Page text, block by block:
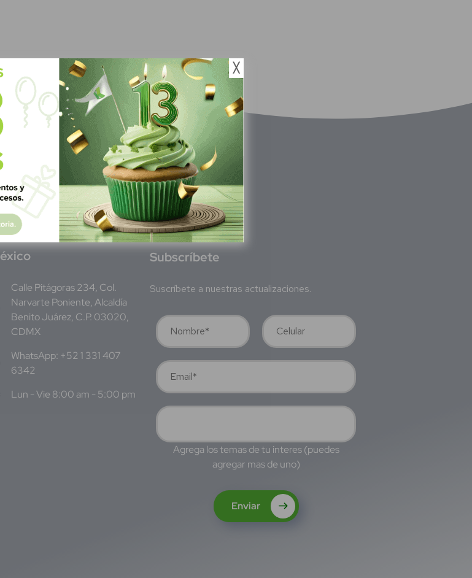
éxico
Calle Pitágoras 234, Col.
Narvarte Poniente, Alcaldía
Benito Juárez, C.P. 03020,
CDMX
WhatsApp: +52 1 331 407
6342
Lun - Vie 8:00 am - 5:00 pm
Subscríbete
Suscríbete a nuestras actualizaciones.
Agrega los temas de tu interes (puedes
agregar mas de uno)
Enviar
╳